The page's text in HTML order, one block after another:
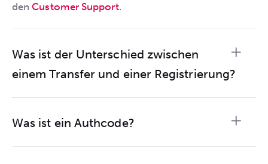
denCustomer Support.
Was ist der Unterschied zwischen
einem Transfer und einer Registrierung?
Was ist ein Authcode?